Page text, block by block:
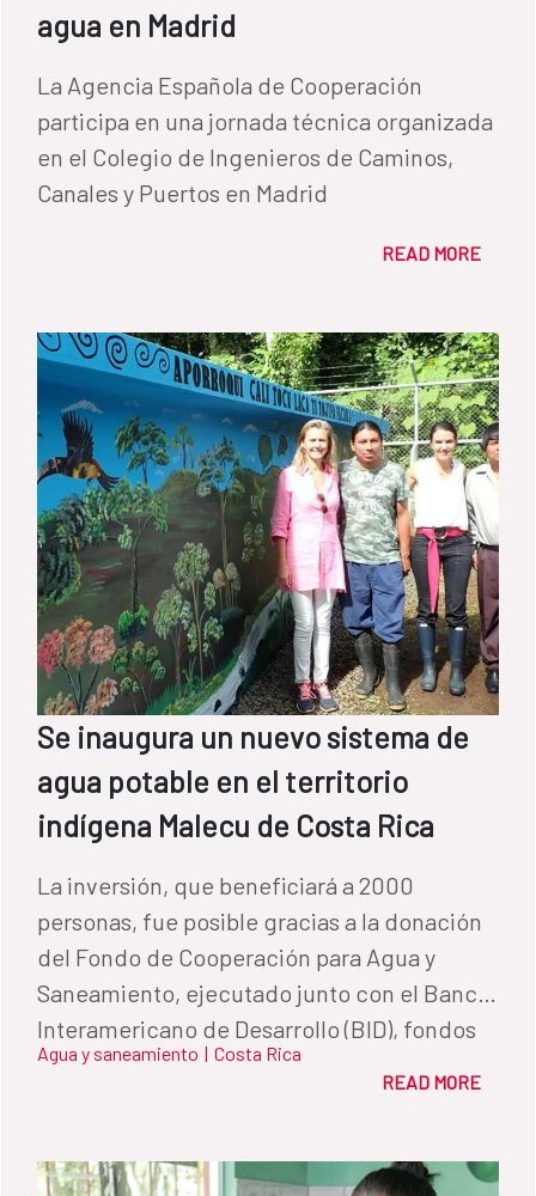
agua en Madrid
La Agencia Española de Cooperación
participa en una jornada técnica organizada
en el Colegio de Ingenieros de Caminos,
Canales y Puertos en Madrid
READ MORE
Se inaugura un nuevo sistema de
agua potable en el territorio
indígena Malecu de Costa Rica
La inversión, que beneficiará a 2000
personas, fue posible gracias a la donación
del Fondo de Cooperación para Agua y
Saneamiento, ejecutado junto con el Banco
Interamericano de Desarrollo (BID), fondos
del Gobierno de Costa Rica y el aporte de
Agua y saneamiento | Costa Rica
READ MORE